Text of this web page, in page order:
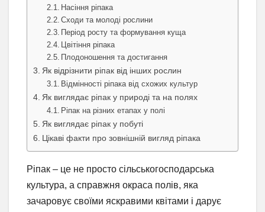
Насіння ріпака
Сходи та молоді рослини
Період росту та формування куща
Цвітіння ріпака
Плодоношення та достигання
Як відрізнити ріпак від інших рослин
Відмінності ріпака від схожих культур
Як виглядає ріпак у природі та на полях
Ріпак на різних етапах у полі
Як виглядає ріпак у побуті
Цікаві факти про зовнішній вигляд ріпака
Ріпак – це не просто сільськогосподарська
культура, а справжня окраса полів, яка
зачаровує своїми яскравими квітами і дарує